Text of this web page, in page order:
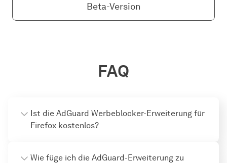
Beta-Version
FAQ
Ist die AdGuard Werbeblocker-Erweiterung für
Firefox kostenlos?
Wie füge ich die AdGuard-Erweiterung zu